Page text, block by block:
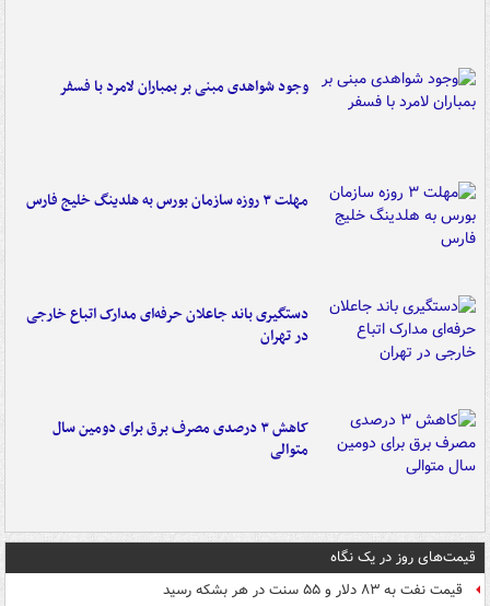
وجود شواهدی مبنی بر بمباران لامرد با فسفر
مهلت ۳ روزه سازمان بورس به هلدینگ خلیج فارس
دستگیری باند جاعلان حرفه‌ای مدارک اتباع خارجی
در تهران
کاهش ۳ درصدی مصرف برق برای دومین سال
متوالی
قیمت‌های روز در یک نگاه
قیمت نفت به ۸۳ دلار و ۵۵ سنت در هر بشکه رسید